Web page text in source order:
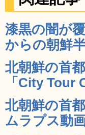
漆黒の闇が
からの朝鮮
北朝鮮の首
「City Tour
北朝鮮の首
ムラプス動